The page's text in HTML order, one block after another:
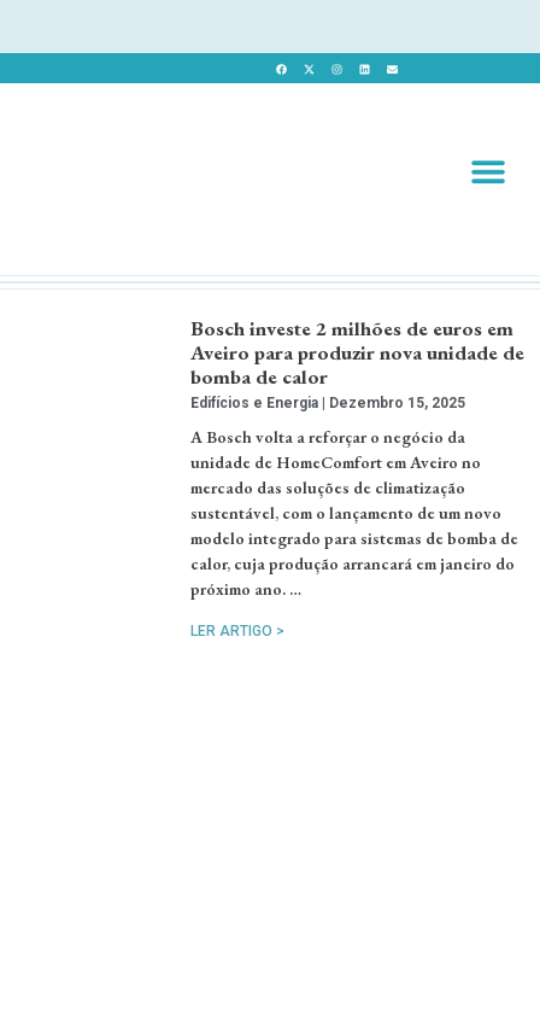
Bosch investe 2 milhões de euros em
Aveiro para produzir nova unidade de
bomba de calor
Edifícios e Energia Dezembro 15, 2025
A Bosch volta a reforçar o negócio da
unidade de HomeComfort em Aveiro no
mercado das soluções de climatização
sustentável, com o lançamento de um novo
modelo integrado para sistemas de bomba de
calor, cuja produção arrancará em janeiro do
próximo ano. …
LER ARTIGO >